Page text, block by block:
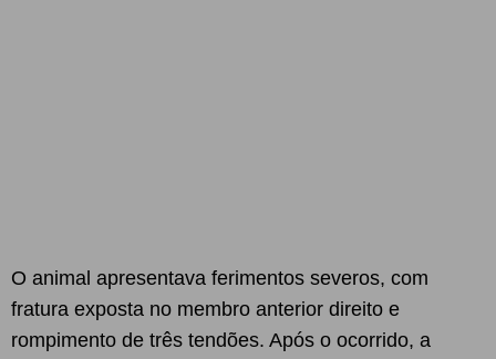
O animal apresentava ferimentos severos, com
fratura exposta no membro anterior direito e
rompimento de três tendões. Após o ocorrido, a